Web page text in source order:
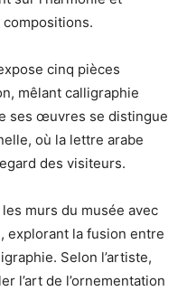
compositions.
cinq pièces
mêlant calligraphie
ses œuvres se distingue
où la lettre arabe
des visiteurs.
murs du musée avec
la fusion entre
Selon l’artiste,
l’art de l’ornementation